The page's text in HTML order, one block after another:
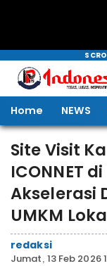
Home NEWS
Site Visit
ICONNET
Akselerasi
UMKM
redaksi
Jumat, 13 Feb 2026